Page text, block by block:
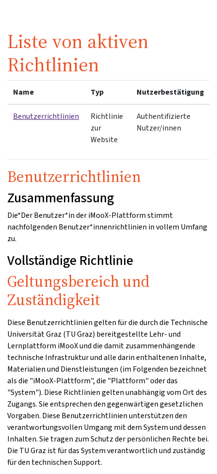
Liste von aktiven
Richtlinien
Name Typ Nutzerbestätigung
Benutzerrichtlinien
Richtlinie
zur
Website
Authentifizierte
Nutzer/innen
Benutzerrichtlinien
Zusammenfassung
Die*Der Benutzer*in der iMooX-Plattform stimmt
nachfolgenden Benutzer*innenrichtlinien in vollem Umfang
zu.
Vollständige Richtlinie
Geltungsbereich und
Zuständigkeit
Diese Benutzerrichtlinien gelten für die durch die Technische
Universität Graz (TU Graz) bereitgestellte Lehr- und
Lernplattform iMooX und die damit zusammenhängende
technische Infrastruktur und alle darin enthaltenen Inhalte,
Materialien und Dienstleistungen (im Folgenden bezeichnet
als die "iMooX-Plattform", die "Plattform" oder das
"System"). Diese Richtlinien gelten unabhängig vom Ort des
Zugangs. Sie entsprechen den gegenwärtigen gesetzlichen
Vorgaben. Diese Benutzerrichtlinien unterstützen den
verantwortungsvollen Umgang mit dem System und dessen
Inhalten. Sie tragen zum Schutz der persönlichen Rechte bei.
Die TU Graz ist für das System verantwortlich und zuständig
für den technischen Support.